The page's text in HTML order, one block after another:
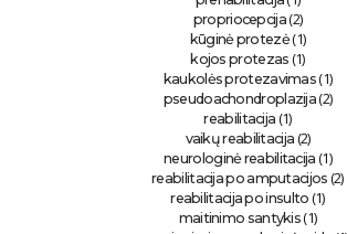
propriocepcija (2)
kūginė protezė(1)
kojos protezas (1)
kaukolės protezavimas (1)
pseudoachondroplazija (2)
reabilitacija (1)
vaikų reabilitacija (2)
neurologinė reabilitacija (1)
reabilitacija po amputacijos (2)
reabilitacija po insulto (1)
maitinimo santykis (1)